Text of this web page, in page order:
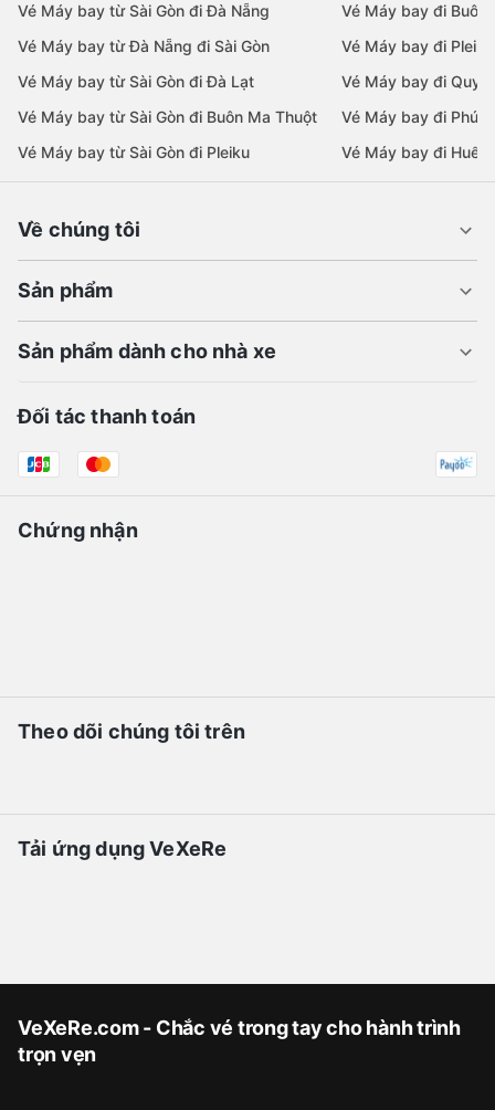
Vé Máy bay từ Sài Gòn đi Đà Nẵng
Vé Máy bay từ Đà Nẵng đi Sài Gòn
Vé Máy bay từ Sài Gòn đi Đà Lạt
Vé Máy bay từ Sài Gòn đi Buôn Ma Thuột
Vé Máy bay từ Sài Gòn đi Pleiku
Vé Máy bay đi Buôn
Vé Máy bay đi Pleiku
Vé Máy bay đi Quy
Vé Máy bay đi Phú
Vé Máy bay đi Huế
Về chúng tôi
Sản phẩm
Sản phẩm dành cho nhà xe
Đối tác thanh toán
Chứng nhận
Theo dõi chúng tôi trên
Tải ứng dụng VeXeRe
VeXeRe.com - Chắc vé trong tay cho hành trình
trọn vẹn